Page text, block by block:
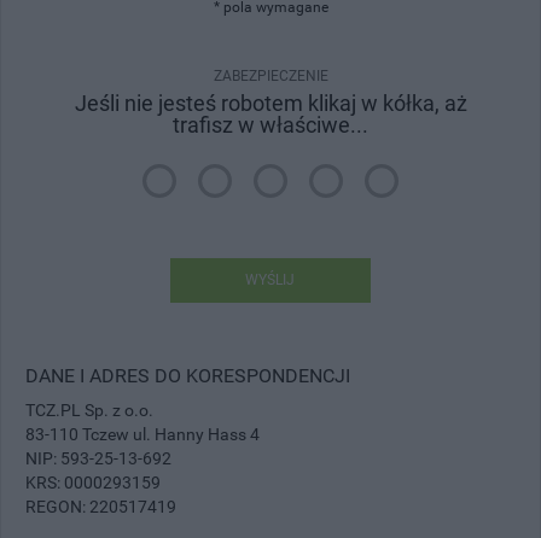
* pola wymagane
ZABEZPIECZENIE
Jeśli nie jesteś robotem klikaj w kółka, aż
trafisz w właściwe...
WYŚLIJ
DANE I ADRES DO KORESPONDENCJI
TCZ.PL Sp. z o.o.
83-110 Tczew ul. Hanny Hass 4
NIP: 593-25-13-692
KRS: 0000293159
REGON: 220517419